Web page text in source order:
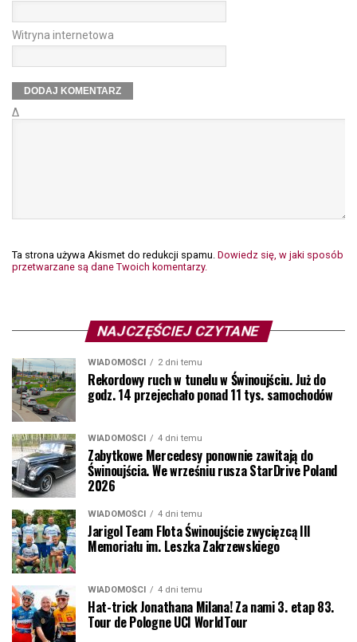
Witryna internetowa
Δ
Ta strona używa Akismet do redukcji spamu. Dowiedz się, w jaki sposób
przetwarzane są dane Twoich komentarzy.
NAJCZĘŚCIEJ CZYTANE
WIADOMOŚCI 2 dni temu
Rekordowy ruch w tunelu w Świnoujściu. Już do
godz. 14 przejechało ponad 11 tys. samochodów
WIADOMOŚCI 4 dni temu
Zabytkowe Mercedesy ponownie zawitają do
Świnoujścia. We wrześniu rusza StarDrive Poland
2026
WIADOMOŚCI 4 dni temu
Jarigol Team Flota Świnoujście zwycięzcą III
Memoriału im. Leszka Zakrzewskiego
WIADOMOŚCI 4 dni temu
Hat-trick Jonathana Milana! Za nami 3. etap 83.
Tour de Pologne UCI WorldTour